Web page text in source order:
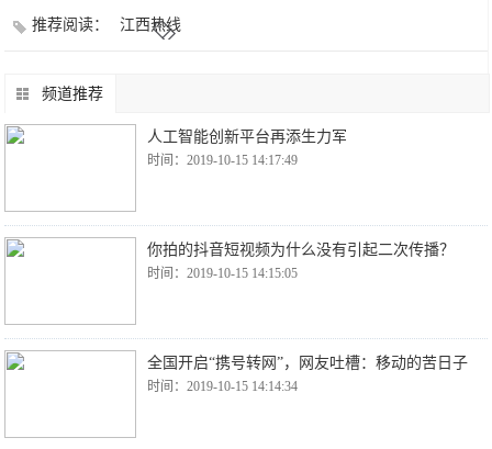
推荐阅读： 江西热线
频道推荐
人工智能创新平台再添生力军
时间：2019-10-15 14:17:49
你拍的抖音短视频为什么没有引起二次传播？
时间：2019-10-15 14:15:05
全国开启“携号转网”，网友吐槽：移动的苦日子
时间：2019-10-15 14:14:34